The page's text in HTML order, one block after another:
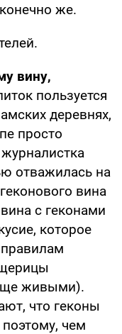
же.
вину,
пользуется
деревнях,
просто
отважилась на
вина
с геконами
которое
живыми).
что геконы
чем